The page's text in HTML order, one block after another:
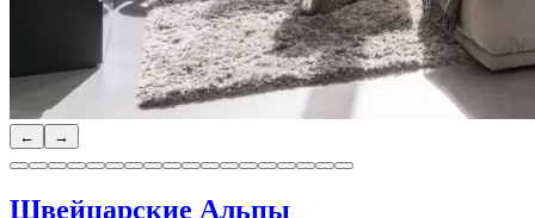
← →
Швейцарские Альпы